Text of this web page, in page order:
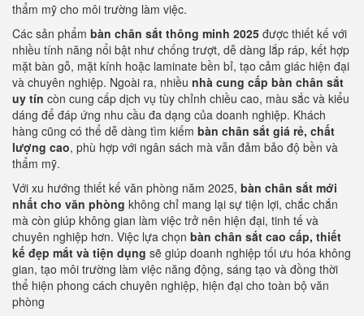
thẩm mỹ cho môi trường làm việc.
Các sản phẩm bàn chân sắt thông minh 2025 được thiết kế với
nhiều tính năng nổi bật như chống trượt, dễ dàng lắp ráp, kết hợp
mặt bàn gỗ, mặt kính hoặc laminate bền bỉ, tạo cảm giác hiện đại
và chuyên nghiệp. Ngoài ra, nhiều nhà cung cấp bàn chân sắt
uy tín còn cung cấp dịch vụ tùy chỉnh chiều cao, màu sắc và kiểu
dáng để đáp ứng nhu cầu đa dạng của doanh nghiệp. Khách
hàng cũng có thể dễ dàng tìm kiếm bàn chân sắt giá rẻ, chất
lượng cao, phù hợp với ngân sách mà vẫn đảm bảo độ bền và
thẩm mỹ.
Với xu hướng thiết kế văn phòng năm 2025, bàn chân sắt mới
nhất cho văn phòng không chỉ mang lại sự tiện lợi, chắc chắn
mà còn giúp không gian làm việc trở nên hiện đại, tinh tế và
chuyên nghiệp hơn. Việc lựa chọn bàn chân sắt cao cấp, thiết
kế đẹp mắt và tiện dụng sẽ giúp doanh nghiệp tối ưu hóa không
gian, tạo môi trường làm việc năng động, sáng tạo và đồng thời
thể hiện phong cách chuyên nghiệp, hiện đại cho toàn bộ văn
phòng